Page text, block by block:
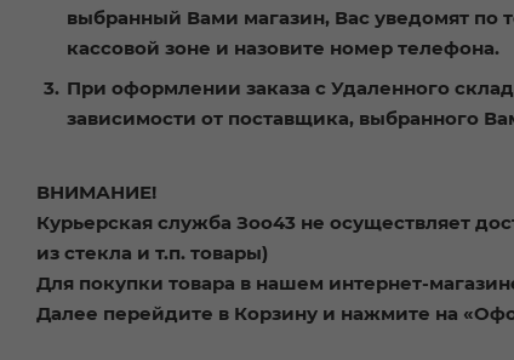
выбранный Вами магазин, Вас уведомят по
кассовой зоне и назовите номер телефона.
При оформлении заказа с Удаленного
зависимости от поставщика, выбранного
ВНИМАНИЕ!
Курьерская служба Зоо43 не осуществляет
из стекла и т.п. товары)
Для покупки товара в нашем интернет-
Далее перейдите в Корзину и нажмите на